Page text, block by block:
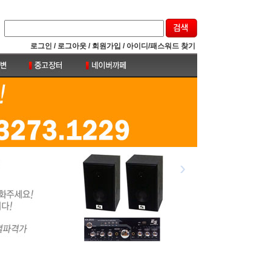
로그인 / 로그아웃 / 회원가입 / 아이디/패스워드 찾기
›